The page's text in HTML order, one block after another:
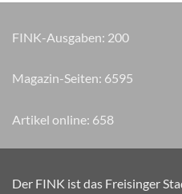
FINK-Ausgaben: 200
Magazin-Seiten: 7900
Artikel online: 658
Der FINK ist das Freisinger